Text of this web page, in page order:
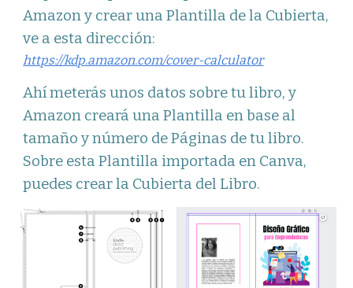
Amazon y crear una Plantilla de la Cubierta,
ve a esta dirección:
https://kdp.amazon.com/cover-calculator
Ahí meterás unos datos sobre tu libro, y
Amazon creará una Plantilla en base al
tamaño y número de Páginas de tu libro.
Sobre esta Plantilla importada en Canva,
puedes crear la Cubierta del Libro.